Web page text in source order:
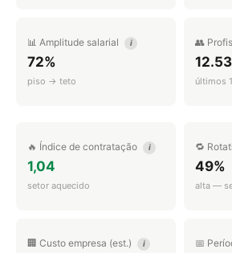
📊 Amplitude salarial i
72%
piso → teto
👥
últimos
🔥 Índice de contratação i
1,04
setor aquecido
🔁
49%
alta —
🏢 Custo empresa (est.) i 📅